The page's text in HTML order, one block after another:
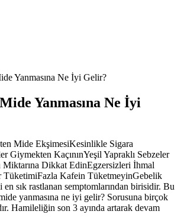
Yanmasına Ne İyi Gelir?
Yanmasına Ne İyi
Mide EkşimesiKesinlikle Sigara
Giymekten KaçınınYeşil Yapraklı Sebzeler
Dikkat EdinEgzersizleri İhmal
TüketimiFazla Kafein TüketmeyinGebelik
sık rastlanan semptomlarından birisidir. Bu
yanmasına ne iyi gelir? Sorusuna birçok
Hamileliğin son 3 ayında artarak devam